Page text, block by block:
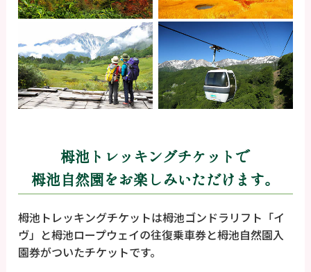
栂池トレッキングチケットで
栂池自然園をお楽しみいただけます。
栂池トレッキングチケットは栂池ゴンドラリフト「イ
ヴ」と栂池ロープウェイの往復乗車券と栂池自然園入
園券がついたチケットです。